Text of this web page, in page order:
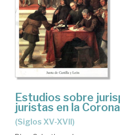
Estudios sobre
juristas en la
(siglos XV-XVII)